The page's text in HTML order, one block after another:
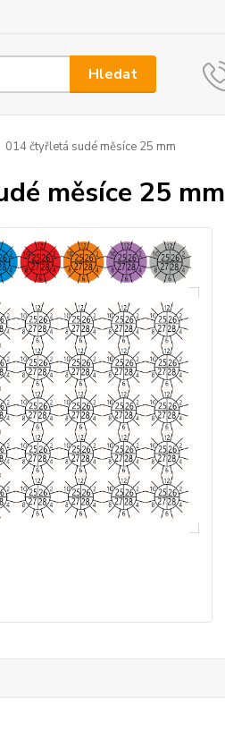
Hledat
014 čtyřletá sudé měsíce 25 mm
měsíce 25 mm